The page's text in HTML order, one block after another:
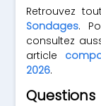
Retrouvez
Sondages.
consultez
article
2026.